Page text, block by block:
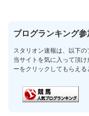
ブログランキング参
スタリオン速報は、以下の
当サイトを気に入って頂
ーをクリックしてもらえ